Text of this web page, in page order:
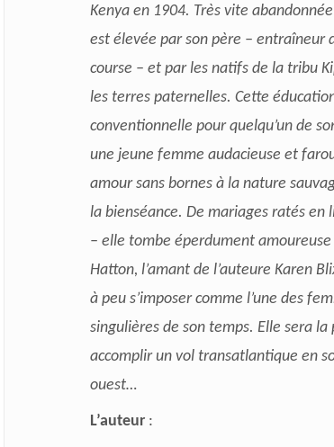
Kenya en 1904. Très vite
est élevée par son père – entraîneur
course – et par les natifs de la tribu
les terres paternelles. Cette
conventionnelle pour quelqu’un de
une jeune femme audacieuse et
amour sans bornes à la nature
la bienséance. De mariages ratés en
– elle tombe éperdument amoureuse
Hatton, l’amant de l’auteure Karen
à peu s’imposer comme l’une des
singulières de son temps. Elle sera
accomplir un vol transatlantique en
ouest…
L’auteur: